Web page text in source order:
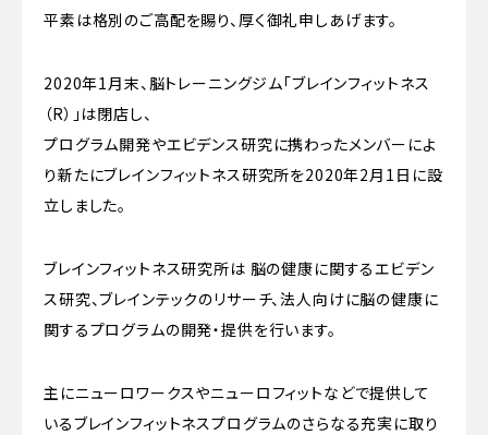
平素は格別のご高配を賜り、厚く御礼申しあげます。
2020年1月末、脳トレーニングジム「ブレインフィットネス
（R）」は閉店し、
プログラム開発やエビデンス研究に携わったメンバーによ
り新たにブレインフィットネス研究所を2020年2月1日に設
立しました。
ブレインフィットネス研究所は 脳の健康に関するエビデン
ス研究、ブレインテックのリサーチ、法人向けに脳の健康に
関するプログラムの開発・提供を行います。
主にニューロワークスやニューロフィットなどで提供して
いるブレインフィットネスプログラムのさらなる充実に取り